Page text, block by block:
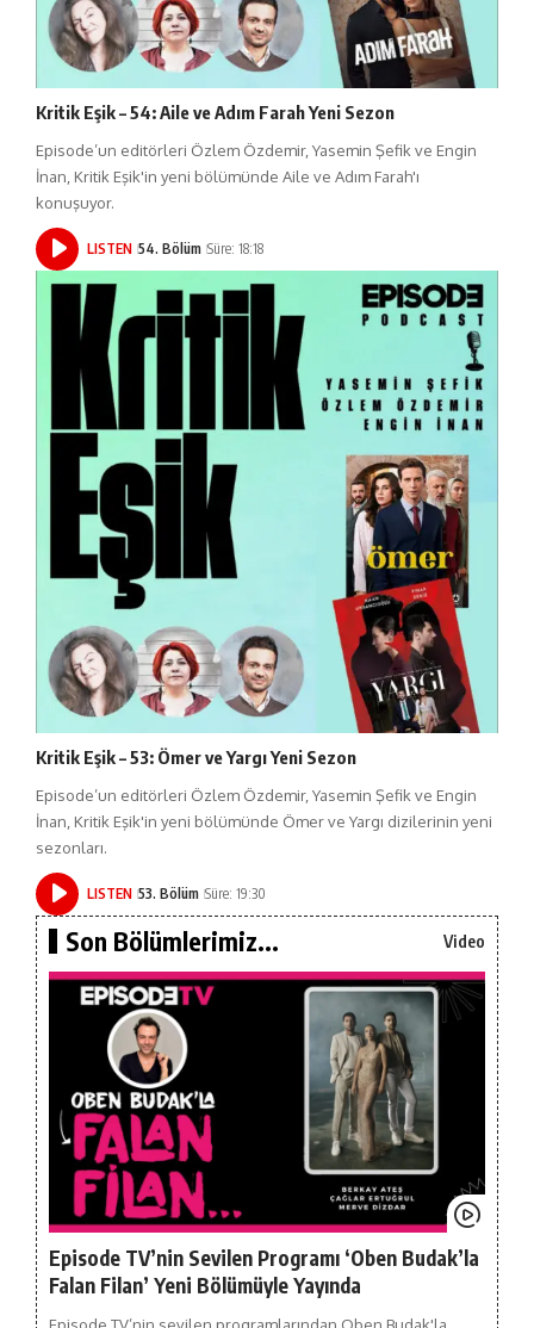
Kritik Eşik – 54: Aile ve Adım Farah Yeni Sezon
Episode’un editörleri Özlem Özdemir, Yasemin Şefik ve Engin
İnan, Kritik Eşik'in yeni bölümünde Aile ve Adım Farah'ı
konuşuyor.
LISTEN 54. Bölüm Süre: 18:18
Kritik Eşik – 53: Ömer ve Yargı Yeni Sezon
Episode’un editörleri Özlem Özdemir, Yasemin Şefik ve Engin
İnan, Kritik Eşik'in yeni bölümünde Ömer ve Yargı dizilerinin yeni
sezonları.
LISTEN 53. Bölüm Süre: 19:30
Son Bölümlerimiz... Video
Episode TV’nin Sevilen Programı ‘Oben Budak’la
Falan Filan’ Yeni Bölümüyle Yayında